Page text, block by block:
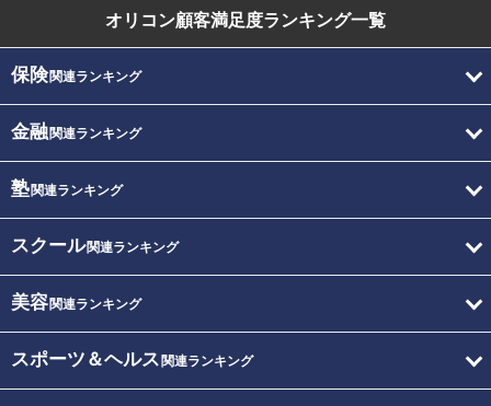
オリコン顧客満足度ランキング一覧
保険関連ランキング
金融関連ランキング
塾関連ランキング
スクール関連ランキング
美容関連ランキング
スポーツ＆ヘルス 関連ランキング